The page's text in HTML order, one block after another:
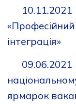
інтеграція»
ярмарок